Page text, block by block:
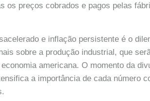
os preços cobrados e pagos pelas
e inflação persistente é o
sobre a produção industrial, que
americana. O momento da
a importância de cada número